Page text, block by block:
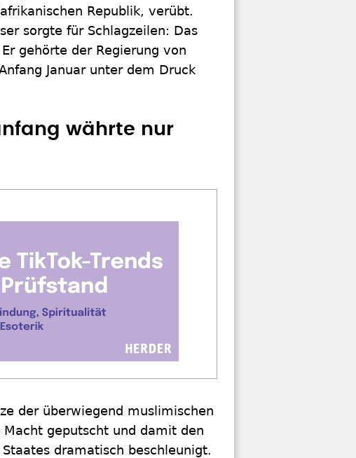
Republik, verübt.
sorgte für Schlagzeilen: Das
gehörte der Regierung von
Januar unter dem Druck
währte nur
der überwiegend muslimischen
geputscht und damit den
dramatisch beschleunigt.